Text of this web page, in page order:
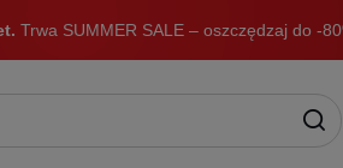
Trwa SUMMER SALE – oszczędzaj do -